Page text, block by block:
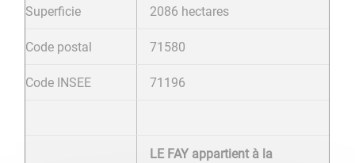
Superficie 2086 hectares
Code postal 71580
Code INSEE 71196
LE FAY appartient à la